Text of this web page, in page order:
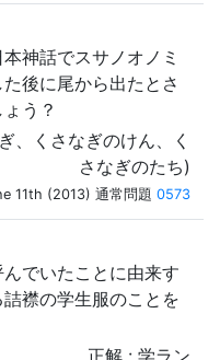
神話でスサノオノミ
後に尾から出たとさ
う？
、くさなぎのけん、く
さなぎのたち)
11th (2013) 通常問題 0573
でいたことに由来す
襟の学生服のことを
正解 : 学ラン